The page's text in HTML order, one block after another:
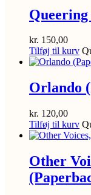
kr. 150,00
Tilføj til kurv
Orlando
kr. 120,00
Tilføj til kurv
Other